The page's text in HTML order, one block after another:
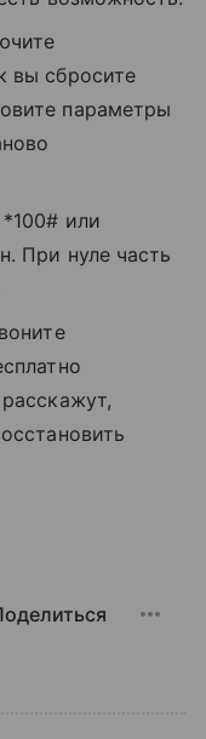
вы сбросите
параметры
*100# или
При нуле часть